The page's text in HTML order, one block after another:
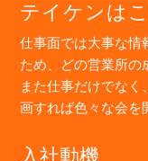
テイケンは
仕事面では大事な情
ため、どの営業所の​
また仕事だけでなく
画すれば色々な会を
入社動機